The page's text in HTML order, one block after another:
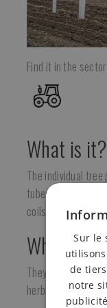
Find it in the
What is it?
The individual
tubes up to 45 cm
coils to cut to the
What is it
They prevent
herbicides.
Sur le
de
notre